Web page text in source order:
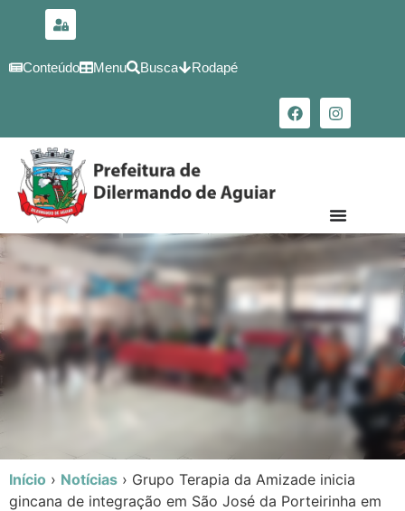
conteúdo
Conteúdo Menu Busca Rodapé
Início › Notícias › Grupo Terapia da Amizade inicia
gincana de integração em São José da Porteirinha em